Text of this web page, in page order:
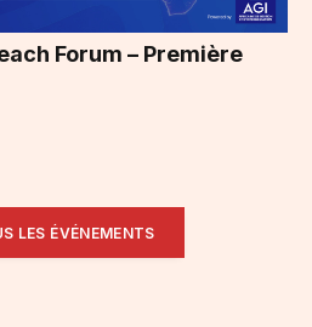
Forum – Première
LES ÉVÉNEMENTS